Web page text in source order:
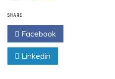
SHARE
Facebook
Linkedin